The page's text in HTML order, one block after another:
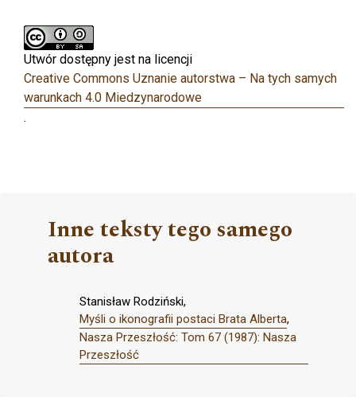
Utwór dostępny jest na licencji
Creative Commons Uznanie autorstwa – Na tych samych
warunkach 4.0 Miedzynarodowe
.
Inne teksty tego samego
autora
Stanisław Rodziński,
Myśli o ikonografii postaci Brata Alberta,
Nasza Przeszłość: Tom 67 (1987): Nasza
Przeszłość